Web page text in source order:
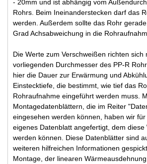
- 20mm und ist abhängig vom
Rohrs. Beim Ineinanderstecken darf das
werden. Außerdem sollte das Rohr
Grad Achsabweichung in die
Die Werte zum Verschweißen richten sich
vorliegenden Durchmesser des PP-R
hier die Dauer zur Erwärmung und
Einstecktiefe, die bestimmt, wie tief das
Rohraufnahme eingeführt werden muss.
Montagedatenblättern, die im Reiter
eingesehen werden können, haben wir
eigenes Datenblatt angefertigt, dem diese
werden können. Diese Datenblätter sind
weiteren hilfreichen Informationen
Montage, der linearen